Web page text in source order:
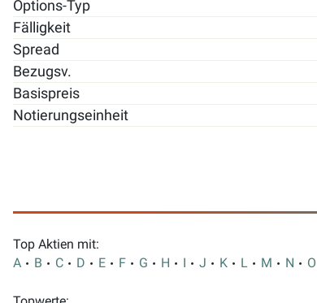
Options-Typ
Fälligkeit
Spread
Bezugsv.
Basispreis
Notierungseinheit
Top Aktien mit:
A
B C D E F G H I J K L M N O